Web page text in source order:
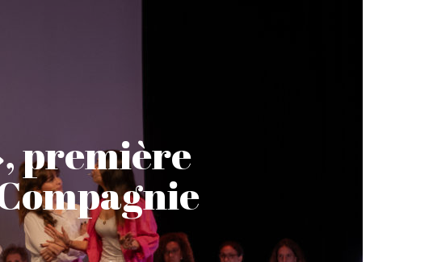
première